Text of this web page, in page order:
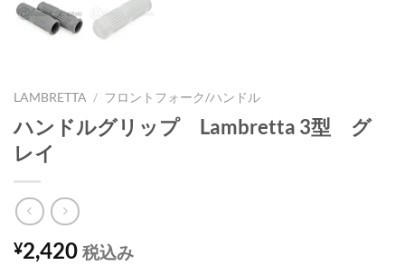
LAMBRETTA / フロントフォーク/ハンドル
ハンドルグリップ Lambretta 3型 グ
レイ
¥2,420 税込み